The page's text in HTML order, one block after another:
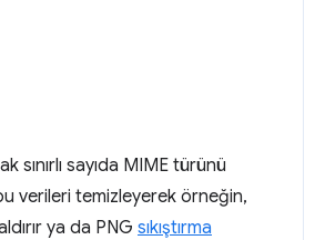
sınırlı sayıda MIME türünü
verileri temizleyerek örneğin,
ya da PNG sıkıştırma